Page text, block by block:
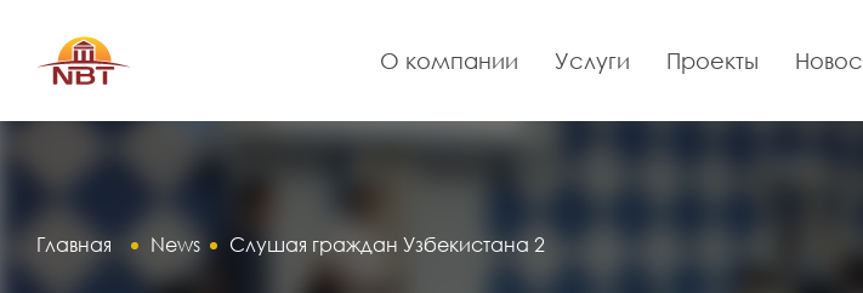
О компании Услуги Проекты
Главная News Слушая граждан Узбекистана 2